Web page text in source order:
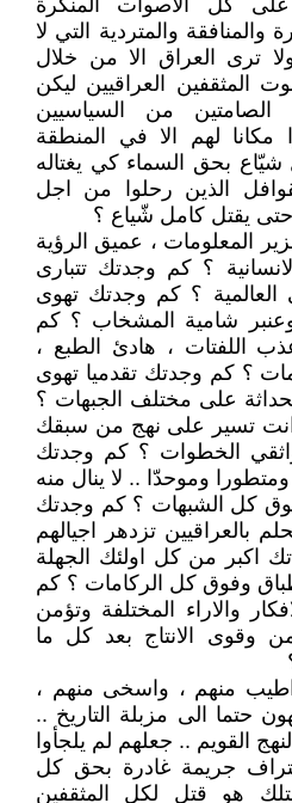
على كل الاصوات المنكرة
والمنافقة والمتردية التي لا
ترى العراق الا من خلال
المثقفين العراقيين ليكن
من السياسيين
مكانا لهم الا في المنطقة
بحق السماء كي يغتاله
الذين رحلوا من اجل
حتى يقتل كامل شّياع ؟
المعلومات ، عميق الرؤية
؟ كم وجدتك تتبارى
؟ كم وجدتك تهوى
شامية المشخاب ؟ كم
اللفتات ، هادئ الطبع ،
؟ كم وجدتك تقدميا تهوى
على مختلف الجبهات ؟
تسير على نهج من سبقك
واثقي الخطوات ؟ كم وجدتك
ومتطورا وموحدّا .. لا ينال منه
كل الشبهات ؟ كم وجدتك
بالعراقيين تزدهر اجيالهم
اكبر من كل اولئك الجهلة
وفوق كل الركامات ؟ كم
والاراء المختلفة وتؤمن
وقوى الانتاج بعد كل ما
منهم ، واسخى منهم ،
حتما الى مزبلة التاريخ ..
القويم .. جعلهم لم يلجأوا
جريمة غادرة بحق كل
هو قتل لكل المثقفين